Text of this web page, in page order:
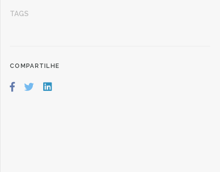
TAGS
COMPARTILHE